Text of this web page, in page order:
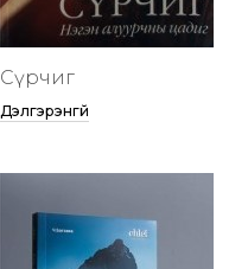
Сүрчиг
Дэлгэрэнгүй